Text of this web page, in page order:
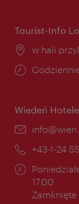
Tourist-Info
Miejsce:
w hali
Godziny
Wiedeń
E-
Telefon:
+43-1-24
Godziny
otwarcia:
17.00